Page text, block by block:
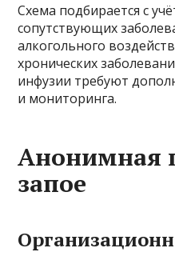
Схема подбирается с
сопутствующих
алкогольного
хронических
инфузии требуют
и мониторинга.
Анонимная
запое